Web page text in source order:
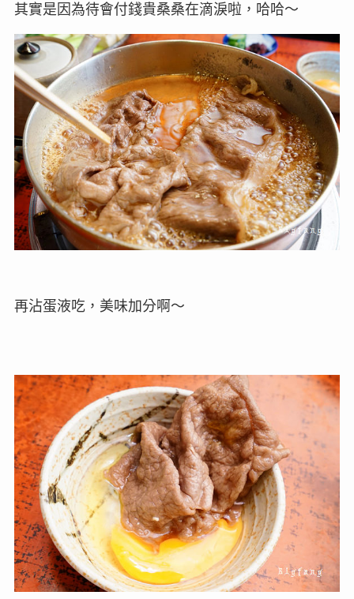
其實是因為待會付錢貴桑桑在滴淚啦，哈哈～
再沾蛋液吃，美味加分啊～